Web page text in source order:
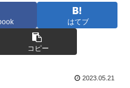
はてブ
コピー
2023.05.21